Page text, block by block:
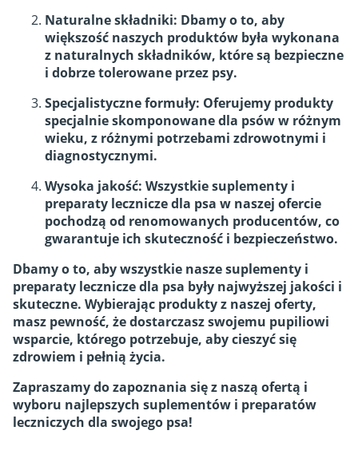
Naturalne składniki: Dbamy o to, aby
większość naszych produktów była wykonana
z naturalnych składników, które są bezpieczne
i dobrze tolerowane przez psy.
Specjalistyczne formuły: Oferujemy produkty
specjalnie skomponowane dla psów w różnym
wieku, z różnymi potrzebami zdrowotnymi i
diagnostycznymi.
Wysoka jakość: Wszystkie suplementy i
preparaty lecznicze dla psa w naszej ofercie
pochodzą od renomowanych producentów, co
gwarantuje ich skuteczność i bezpieczeństwo.
Dbamy o to, aby wszystkie nasze suplementy i
preparaty lecznicze dla psa były najwyższej jakości i
skuteczne. Wybierając produkty z naszej oferty,
masz pewność, że dostarczasz swojemu pupiliowi
wsparcie, którego potrzebuje, aby cieszyć się
zdrowiem i pełnią życia.
Zapraszamy do zapoznania się z naszą ofertą i
wyboru najlepszych suplementów i preparatów
leczniczych dla swojego psa!